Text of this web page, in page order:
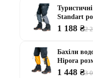
Комплекти садових меблів
Лавки садові
Надувні батути та водні
Садові та балконні меблі
Стільці садові
Столи садові
Standart
1 188 ₴2
Бахіли
Hipora
1 448 ₴3